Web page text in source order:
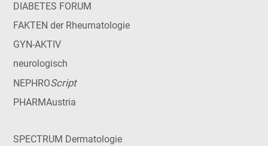
DIABETES FORUM
FAKTEN der Rheumatologie
GYN-AKTIV
neurologisch
NEPHROScript
PHARMAustria
SPECTRUM Dermatologie